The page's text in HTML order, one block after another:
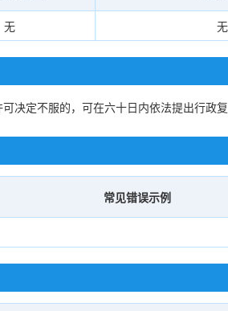
无 无
可决定不服的，可在六十日内依法提出行政
常见错误示例